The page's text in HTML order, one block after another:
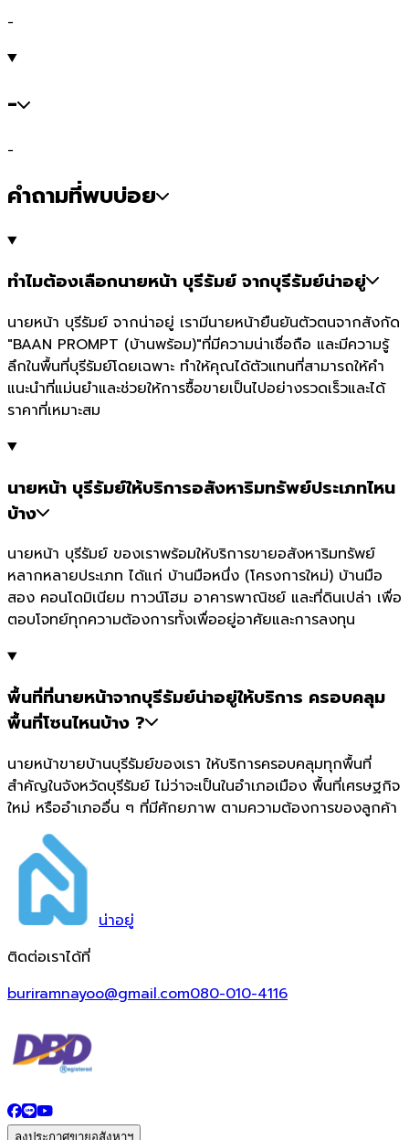
-
-
-
คำถามที่พบบ่อย
ทำไมต้องเลือกนายหน้า บุรีรัมย์ จากบุรีรัมย์น่าอยู่
นายหน้า บุรีรัมย์ จากน่าอยู่ เรามีนายหน้ายืนยันตัวตนจากสังกัด
"BAAN PROMPT (บ้านพร้อม)"ที่มีความน่าเชื่อถือ และมีความรู้
ลึกในพื้นที่บุรีรัมย์โดยเฉพาะ ทำให้คุณได้ตัวแทนที่สามารถให้คำ
แนะนำที่แม่นยำและช่วยให้การซื้อขายเป็นไปอย่างรวดเร็วและได้
ราคาที่เหมาะสม
นายหน้า บุรีรัมย์ให้บริการอสังหาริมทรัพย์ประเภทไหน
บ้าง
นายหน้า บุรีรัมย์ ของเราพร้อมให้บริการขายอสังหาริมทรัพย์
หลากหลายประเภท ได้แก่ บ้านมือหนึ่ง (โครงการใหม่) บ้านมือ
สอง คอนโดมิเนียม ทาวน์โฮม อาคารพาณิชย์ และที่ดินเปล่า เพื่อ
ตอบโจทย์ทุกความต้องการทั้งเพื่ออยู่อาศัยและการลงทุน
พื้นที่ที่นายหน้าจากบุรีรัมย์น่าอยู่ให้บริการ ครอบคลุม
พื้นที่โซนไหนบ้าง ?
นายหน้าขายบ้านบุรีรัมย์ของเรา ให้บริการครอบคลุมทุกพื้นที่
สำคัญในจังหวัดบุรีรัมย์ ไม่ว่าจะเป็นในอำเภอเมือง พื้นที่เศรษฐกิจ
ใหม่ หรืออำเภออื่น ๆ ที่มีศักยภาพ ตามความต้องการของลูกค้า
น่าอยู่
ติดต่อเราได้ที่
buriramnayoo@gmail.com080-010-4116
ลงประกาศขายอสังหาฯ